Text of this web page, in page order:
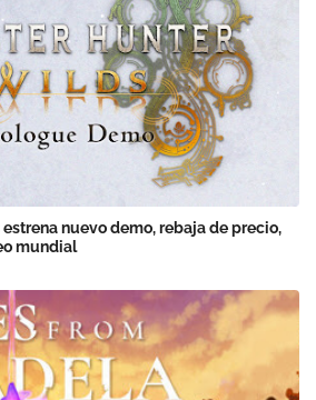
nuevo demo, rebaja de precio,
mundial